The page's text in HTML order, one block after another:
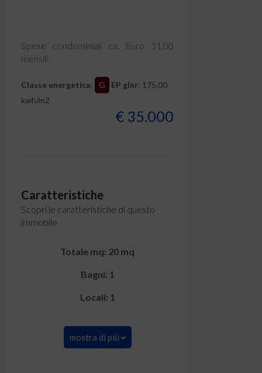
Spese condominiali ca. Euro 11,00
mensili.
Classe energetica: G EP glnr: 175.00
kwh/m2
€ 35.000
Caratteristiche
Scopri le caratteristiche di questo
immobile
Totale mq: 20 mq
Bagni: 1
Locali: 1
mostra di più